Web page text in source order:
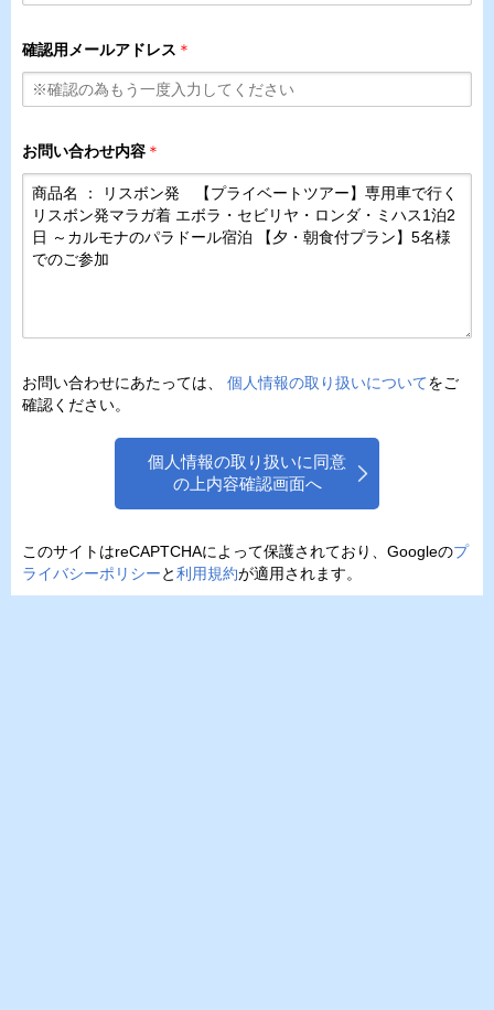
確認用メールアドレス ＊
お問い合わせ内容 ＊
お問い合わせにあたっては、 個人情報の取り扱いについてをご
確認ください。
個人情報の取り扱いに同意
の上内容確認画面へ
このサイトはreCAPTCHAによって保護されており、Googleのプ
ライバシーポリシーと利用規約が適用されます。